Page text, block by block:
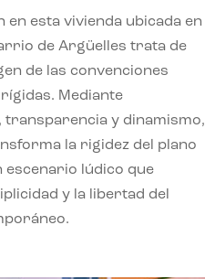
en esta vivienda ubicada en
de Argüelles trata de
de las convenciones
Mediante
transparencia y dinamismo,
la rigidez del plano
escenario lúdico que
y la libertad del